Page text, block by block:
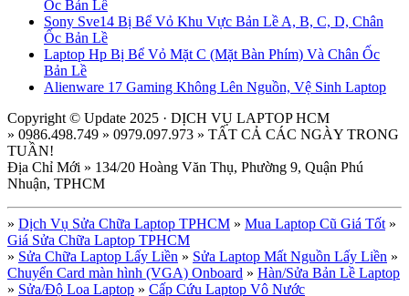
Ốc Bản Lề
Sony Sve14 Bị Bể Vỏ Khu Vực Bản Lề A, B, C, D, Chân
Ốc Bản Lề
Laptop Hp Bị Bể Vỏ Mặt C (Mặt Bàn Phím) Và Chân Ốc
Bản Lề
Alienware 17 Gaming Không Lên Nguồn, Vệ Sinh Laptop
Copyright © Update 2025 · DỊCH VỤ LAPTOP HCM
» 0986.498.749 » 0979.097.973 » TẤT CẢ CÁC NGÀY TRONG
TUẦN!
Địa Chỉ Mới » 134/20 Hoàng Văn Thụ, Phường 9, Quận Phú
Nhuận, TPHCM
» Dịch Vụ Sửa Chữa Laptop TPHCM » Mua Laptop Cũ Giá Tốt »
Giá Sửa Chữa Laptop TPHCM
» Sửa Chữa Laptop Lấy Liền » Sửa Laptop Mất Nguồn Lấy Liền »
Chuyển Card màn hình (VGA) Onboard » Hàn/Sửa Bản Lề Laptop
» Sửa/Độ Loa Laptop » Cấp Cứu Laptop Vô Nước